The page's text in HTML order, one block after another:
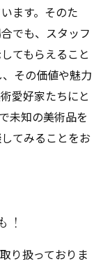
ます。そのた
でも、スタッフ
てもらえること
その価値や魅力
愛好家たちにと
未知の美術品を
てみることをお
！
り扱っておりま